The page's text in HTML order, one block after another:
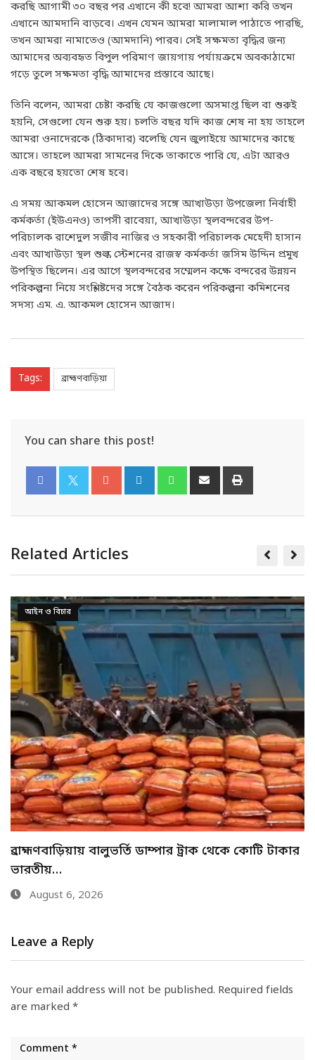
করছি আগামী ৩০ বছর পর এখানে কী হবে! আমরা আশা করি তখন
এখানে আমদানি বাড়বে। এখন যেমন আমরা মালামাল পাঠাতে পারছি,
তখন আমরা নামাতেও (আমদানি) পারব। সেই সক্ষমতা বৃদ্ধির জন্য
আমাদের অব্যবহৃত বিপুল পরিমাণ জায়গায় পর্যায়ক্রমে অবকাঠামো
গড়ে তুলে সক্ষমতা বৃদ্ধি আমাদের প্রস্তাবে আছে।
তিনি বলেন, আমরা চেষ্টা করছি যে কাজগুলো অসমাপ্ত ছিল বা শুরুই
হয়নি, সেগুলো যেন শুরু হয়। চলতি বছর যদি কাজ শেষ না হয় তাহলে
আমরা ওনাদেরকে (ঠিকাদার) বলেছি যেন জুলাইয়ে আমাদের কাছে
আসে। তাহলে আমরা সামনের দিকে তাকাতে পারি যে, এটা আরও
এক বছরে হয়তো শেষ হবে।
এ সময় আকমল হোসেন আজাদের সঙ্গে আখাউড়া উপজেলা নির্বাহী
কর্মকর্তা (ইউএনও) তাপসী রাবেয়া, আখাউড়া স্থলবন্দরের উপ-
পরিচালক রাশেদুল সজীব নাজির ও সহকারী পরিচালক মেহেদী হাসান
এবং আখাউড়া স্থল শুল্ক স্টেশনের রাজস্ব কর্মকর্তা জসিম উদ্দিন প্রমুখ
উপস্থিত ছিলেন। এর আগে স্থলবন্দরের সম্মেলন কক্ষে বন্দরের উন্নয়ন
পরিকল্পনা নিয়ে সংশ্লিষ্টদের সঙ্গে বৈঠক করেন পরিকল্পনা কমিশনের
সদস্য এম. এ. আকমল হোসেন আজাদ।
Tags: ব্রাহ্মণবাড়িয়া
You can share this post!
Related Articles
আইন ও বিচার
মেহেরপুরে শিশু আবির হত্যায় দুই কিশোরের কারাদণ্ড
August 6, 2026
Leave a Reply
Your email address will not be published. Required fields
are marked *